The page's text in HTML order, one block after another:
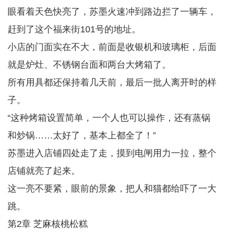
眼看着天色快亮了，苏墨火速冲到路边拦了一辆车，
赶到了这个福来街101号的地址。
小店的门面实在不大，前面是收银机和玻璃柜，后面
就是炉灶、不锈钢台面和两台大烤箱了。
所有用具都还保持着几天前，最后一批人离开时的样
子。
“这种烤箱设置简单，一个人也可以操作，还有蒸锅
和炒锅……太好了，基本上都全了！”
苏墨进入店铺四处走了走，摸到电闸用力一拉，整个
店铺就亮了起来。
这一亮不要紧，眼前的景象，把人和猫都给吓了一大
跳。
第2章 芝麻核桃松糕